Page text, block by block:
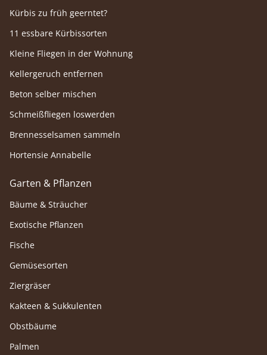
Kürbis zu früh geerntet?
11 essbare Kürbissorten
Kleine Fliegen in der Wohnung
Kellergeruch entfernen
Beton selber mischen
Schmeißfliegen loswerden
Brennesselsamen sammeln
Hortensie Annabelle
Garten & Pflanzen
Bäume & Sträucher
Exotische Pflanzen
Fische
Gemüsesorten
Ziergräser
Kakteen & Sukkulenten
Obstbäume
Palmen